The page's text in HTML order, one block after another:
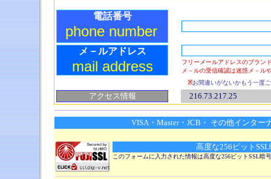
電話番号
phone number
メ－ルアドレス
mail address
フリーメールアドレスのブラン
メ－ルの受信確認は迷惑メ－ル
※お間違いがないかもう一度
アクセス情報 216.73.217.25
VISA・Master・JCB・ その他インタ
高度な256ビット
このフォームに入力された情報は高度な256ビットSSL